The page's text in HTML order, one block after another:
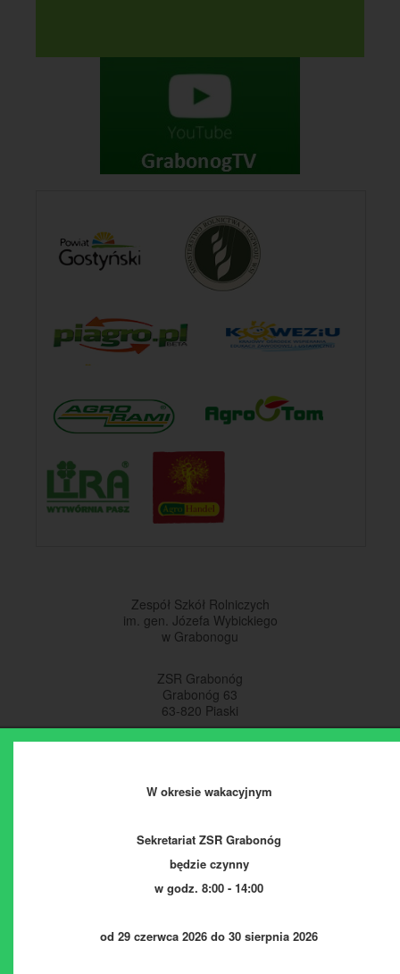
Zespół Szkół Rolniczych
im. gen. Józefa Wybickiego
w Grabonogu
ZSR Grabonóg
Grabonóg 63
63-820 Piaski
fax: 65 573 91 53
Zamówienia publiczne
Deklaracja dostępności
W okresie wakacyjnym
Sekretariat ZSR Grabonóg
będzie czynny
w godz. 8:00 - 14:00
od 29 czerwca 2026 do 30 sierpnia 2026